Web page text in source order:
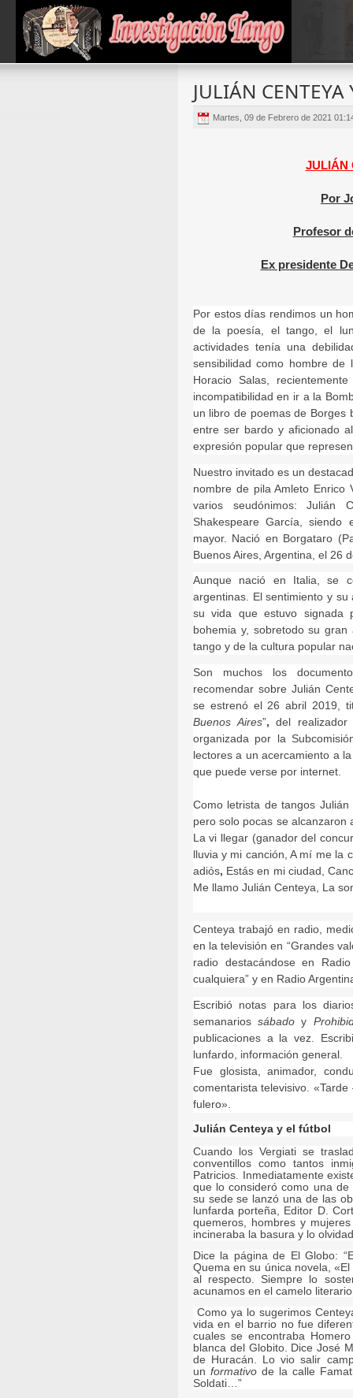
JULIÁN
Martes, 09 de Febrero de 2021
JULIÁN
Por
Profesor
Ex presidente
Por estos días rendimos un
de la poesía, el tango, el
actividades tenía una
sensibilidad como hombre de
Horacio Salas,
incompatibilidad en ir a la
un libro de poemas de Borges
entre ser bardo y aficionado
expresión popular que
Nuestro invitado es un
nombre de pila Amleto Enrico
varios seudónimos: Julián
Shakespeare García,
mayor. Nació en Borgataro
Buenos Aires, Argentina, el 26
Aunque nació en Italia, se
argentinas. El sentimiento y
su vida que estuvo signada
bohemia y, sobretodo su
tango y de la cultura popular
Son muchos los
recomendar sobre Julián
se estrenó el 26 abril 2019,
Buenos Aires”,del
organizada por la
lectores a un acercamiento a
que puede verse por internet.
Como letrista de tangos
pero solo pocas se alcanzaron
La vi llegar (ganador del
lluvia y mi canción, A mí me la
adiós, Estás en mi ciudad,
Me llamo Julián Centeya, La
Centeya trabajó en radio,
en la televisión en “Grandes
radio destacándose en
cualquiera” y en Radio
Escribió notas para los
semanariossábado y
publicaciones a la vez.
lunfardo, información general.
Fue glosista, animador,
comentarista televisivo.
fulero».
Julián Centeya y el fútbol
Cuando los Vergiati se
conventillos como tantos
Patricios. Inmediatamente
que lo consideró como una
su sede se lanzó una de las
lunfarda porteña, Editor D.
quemeros, hombres y
incineraba la basura y lo
Dice la página de El Globo:
Quema en su única novela,
al respecto. Siempre lo
acunamos en el camelo
Como ya lo sugerimos
vida en el barrio no fue
cuales se encontraba
blanca del Globito. Dice José
de Huracán. Lo vio salir
un formativode la calle
Soldati…”